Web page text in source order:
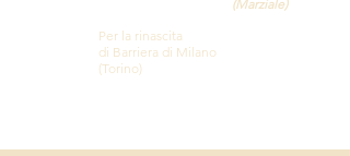
(Marziale)
Per la rinascita
di Barriera di Milano
(Torino)